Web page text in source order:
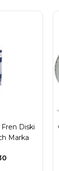
Diski
Marka